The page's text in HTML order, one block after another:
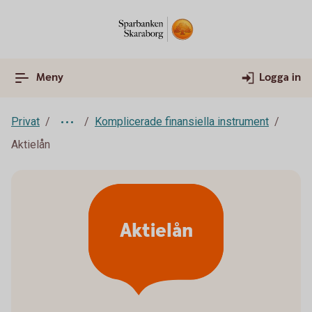
Meny Logga in
Privat
Komplicerade finansiella instrument
Aktielån
Aktielån